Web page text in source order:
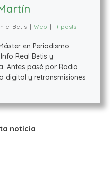
el Betis | Web | + posts
en Periodismo
Real Betis y
Antes pasé por Radio
digital y retransmisiones
noticia